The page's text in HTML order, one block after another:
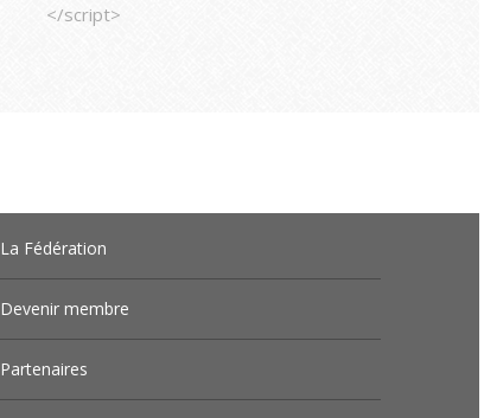
</script>
La Fédération
Devenir membre
Partenaires